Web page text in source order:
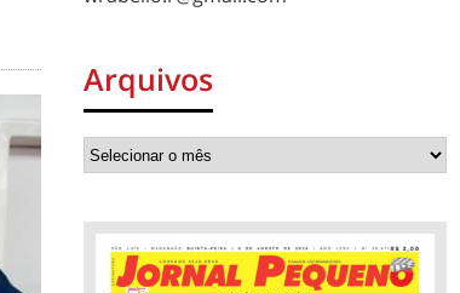
Arquivos